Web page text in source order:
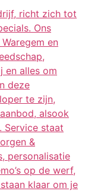
richt zich tot
Ons
en
en alles om
deze
te zijn,
alsook
Service staat
&
personalisatie
op de werf,
klaar om je